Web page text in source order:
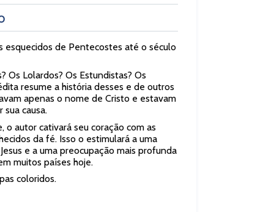
esquecidos de Pentecostes até o século
Os Lolardos? Os Estundistas? Os
resume a história desses e de outros
apenas o nome de Cristo e estavam
causa.
autor cativará seu coração com as
da fé. Isso o estimulará a uma
e a uma preocupação mais profunda
muitos países hoje.
coloridos.